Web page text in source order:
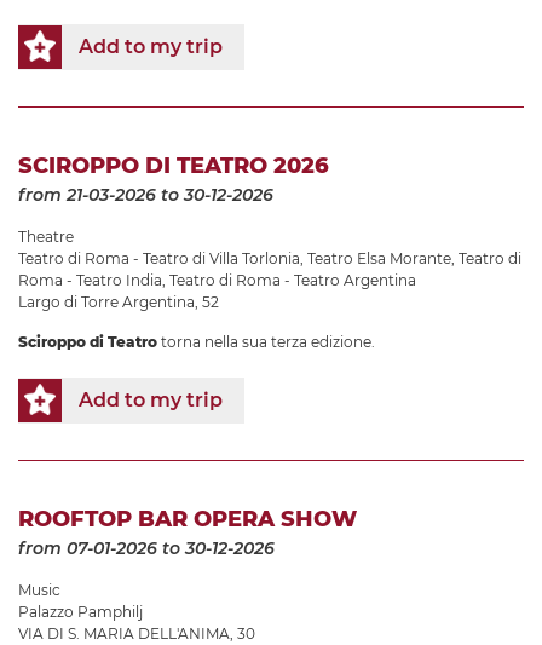
Add to my trip
SCIROPPO DI TEATRO 2026
from 21-03-2026 to 30-12-2026
Theatre
Teatro di Roma - Teatro di Villa Torlonia, Teatro Elsa Morante, Teatro di
Roma - Teatro India, Teatro di Roma - Teatro Argentina
Largo di Torre Argentina, 52
Sciroppo di Teatro torna nella sua terza edizione.
Add to my trip
ROOFTOP BAR OPERA SHOW
from 07-01-2026 to 30-12-2026
Music
Palazzo Pamphilj
VIA DI S. MARIA DELL'ANIMA, 30